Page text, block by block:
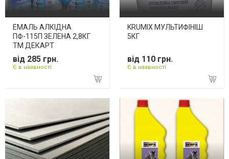
ЕМАЛЬ АЛКІДНА
ПФ-115П ЗЕЛЕНА 2,8КГ
ТМ ДЕКАРТ
від 285 грн.
Є в наявності
KRUMIX МУЛЬТИФІНІШ
5КГ
від 110 грн.
Є в наявності